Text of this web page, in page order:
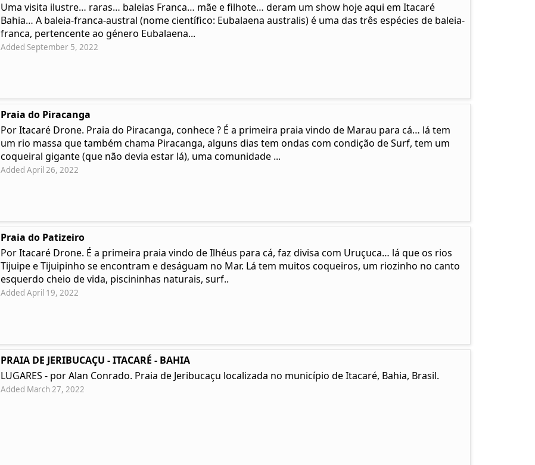
Uma visita ilustre… raras… baleias Franca… mãe e filhote… deram um show hoje aqui em Itacaré
Bahia… A baleia-franca-austral (nome científico: Eubalaena australis) é uma das três espécies de baleia-
franca, pertencente ao género Eubalaena...
Added September 5, 2022
Praia do Piracanga
Por Itacaré Drone. Praia do Piracanga, conhece ? É a primeira praia vindo de Marau para cá… lá tem
um rio massa que também chama Piracanga, alguns dias tem ondas com condição de Surf, tem um
coqueiral gigante (que não devia estar lá), uma comunidade ...
Added April 26, 2022
Praia do Patizeiro
Por Itacaré Drone. É a primeira praia vindo de Ilhéus para cá, faz divisa com Uruçuca… lá que os rios
Tijuipe e Tijuipinho se encontram e deságuam no Mar. Lá tem muitos coqueiros, um riozinho no canto
esquerdo cheio de vida, piscininhas naturais, surf..
Added April 19, 2022
PRAIA DE JERIBUCAÇU - ITACARÉ - BAHIA
LUGARES - por Alan Conrado. Praia de Jeribucaçu localizada no município de Itacaré, Bahia, Brasil.
Added March 27, 2022